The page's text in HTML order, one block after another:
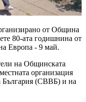
от Община
80-ата годишнина от
Европа - 9 май.
на Общинската
организация
България (СВВБ) и на